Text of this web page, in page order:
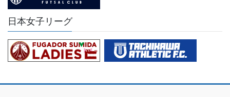
日本女子リーグ